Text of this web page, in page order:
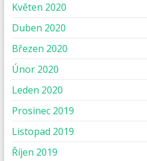
Květen 2020
Duben 2020
Březen 2020
Únor 2020
Leden 2020
Prosinec 2019
Listopad 2019
Říjen 2019